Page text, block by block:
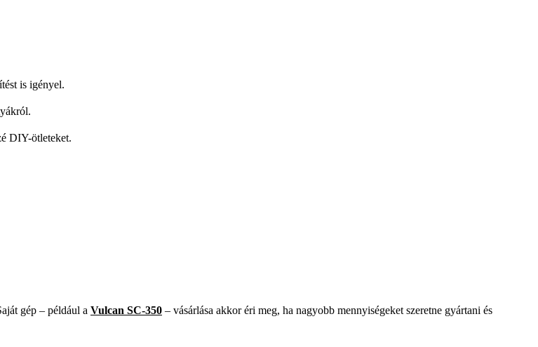
is igényel.
DIY-ötleteket.
gép – például a Vulcan SC-350 – vásárlása akkor éri meg, ha nagyobb mennyiségeket szeretne gyártani és